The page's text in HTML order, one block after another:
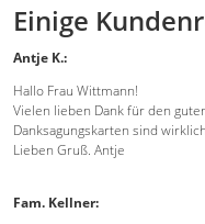
Einige
Antje K.:
Hallo Frau Wittmann!
Vielen lieben Dank für den
Danksagungskarten sind
Lieben Gruß. Antje
Fam. Kellner: